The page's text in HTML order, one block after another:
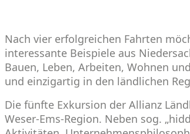
Nach vier erfolgreichen Fahrten
interessante Beispiele aus
Bauen, Leben, Arbeiten, Wohnen
und einzigartig in den ländlichen
Die fünfte Exkursion der Allianz
Weser-Ems-Region. Neben sog.